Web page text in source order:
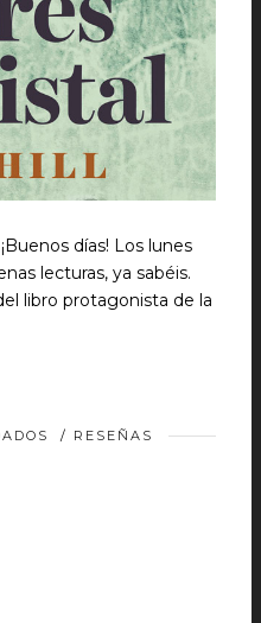
días! Los lunes
lecturas, ya sabéis.
libro protagonista de la
/ RESEÑAS